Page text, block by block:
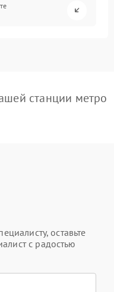
станции метро
оставьте
с радостью